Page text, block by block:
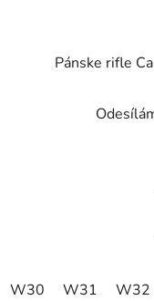
Pánske rifle
W30 W31 W32